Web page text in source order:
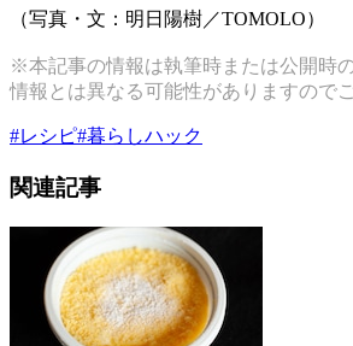
（写真・文：明日陽樹／TOMOLO）
※本記事の情報は執筆時または公開時
情報とは異なる可能性がありますので
#レシピ#暮らしハック
関連記事